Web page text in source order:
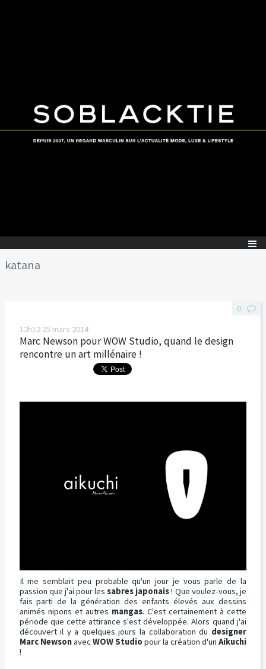
katana
12h12 25 mars 2014
Marc Newson pour WOW Studio, quand le design
rencontre un art millénaire !
Il me semblait peu probable qu'un jour je vous parle de la
passion que j'ai pour lessabres japonais! Que voulez-vous, je
fais parti de la génération des enfants élevés aux dessins
animés nipons et autres mangas. C'est certainement à cette
période que cette attirance s'est développée. Alors quand j'ai
découvert il y a quelques jours la collaboration du designer
Marc Newsonavec WOW Studio pour la création d'un Aikuchi
!
0